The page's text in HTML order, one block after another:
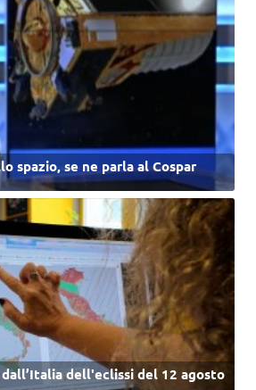
spazio, se ne parla al Cospar
dell'eclissi del 12 agosto